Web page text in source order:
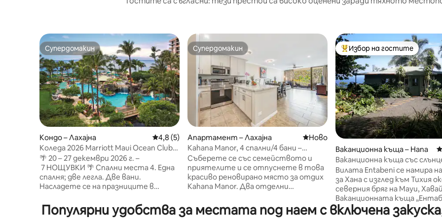
Супердомакин
Супердомакин
Кондо – Лахајна Средна оценка: 4,8 от 5, 5 отзива
4,8 (5)
Коледа 2026 Marriott Maui Ocean Club
за 4 Kaanapali
🌴 20 – 27 декември 2026 г. –
7 НОЩУВКИ 🌴 Спални места 4. Една
спалня; две легла. Две вани.
Насладете се на празниците в
Ocean Club на пясъчния плаж Ka'anapali
с прекрасни златни залези. Седем
Супердомакин
Супердомакин
Апартамент – Лахајна Ново място за отсядане
Ново
Kahana Manor, 4 спални/4 бани –
KM305/408
Съберете се със семейството и
приятелите и се отпуснете в това
красиво реновирано място за отдих
Kahana Manor. Два отделни
бани и двуспална разтегателна мека
мебел – предлагат идеалното
Най-популярен избор на
Избор на гостите
Ваканционна къща – Hana
Ваканционна къща със
панорамни гледки към
Вилата Entabeni се намира
за Хана с изглед към Тихия
северния бряг на Мауи,
Ваканционната къща
напълно оборудван дом от
квадратни метра,
Популярни удобства за местата под наем с включена